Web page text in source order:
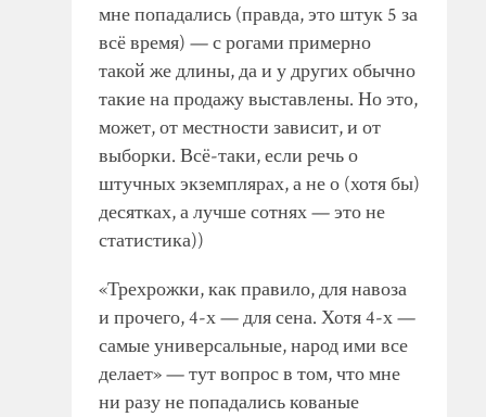
мне попадались (правда, это штук 5 за
всё время) — с рогами примерно
такой же длины, да и у других обычно
такие на продажу выставлены. Но это,
может, от местности зависит, и от
выборки. Всё-таки, если речь о
штучных экземплярах, а не о (хотя бы)
десятках, а лучше сотнях — это не
статистика))
«Трехрожки, как правило, для навоза
и прочего, 4-х — для сена. Хотя 4-х —
самые универсальные, народ ими все
делает» — тут вопрос в том, что мне
ни разу не попадались кованые